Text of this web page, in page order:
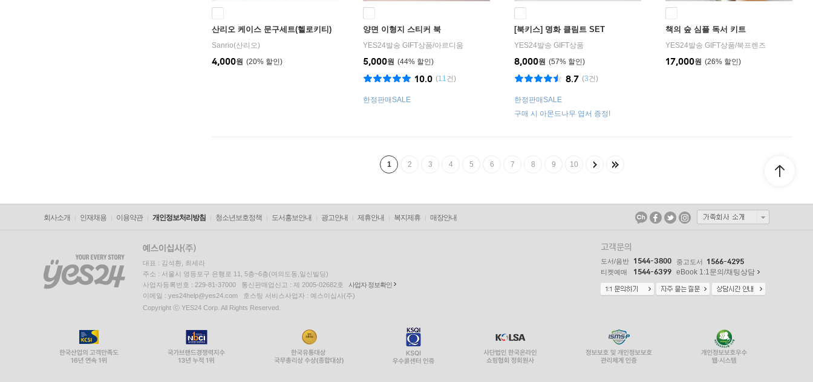
산리오 케이스 문구세트(헬로키티)
Sanrio(산리오)
20%
4,000원
양면 이형지 스티커 북
YES24발송 GIFT상품/아르디움
44%
5,000원
(11건)
10.0
한정판매SALE
[북키스] 명화 클림트 SET
YES24발송 GIFT상품
구매 시 아몬드나무 엽서 증정!
57%
8,000원
(3건)
8.7
한정판매SALE
책의 숲 심플 독서 키트
YES24발송 GIFT상품/북프렌즈
26%
17,000원
1 2 3 4 5 6 7 8 9 10
회사소개 인재채용 이용약관 개인정보처리방침 청소년보호정책 도서홍보안내 광고안내 제휴안내 복지제휴 매장안내
대표 : 김석환, 최세라
주소 : 서울시 영등포구 은행로 11, 5층~6층(여의도동,일신빌딩)
사업자등록번호 : 229-81-37000 통신판매업신고 : 제 2005-02682호
사업자 정보확인
이메일 : yes24help@yes24.com 호스팅 서비스사업자 : 예스이십사(주)
Copyright ⓒ YES24 Corp. All Rights Reserved.
고객문의
도서/음반 1544-3800 중고도서 1566-4295
티켓예매 1544-6399 eBook 1:1문의/채팅상담
EQUUS6